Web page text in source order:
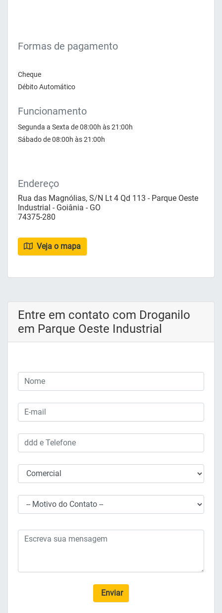
Formas de pagamento
Cheque
Débito Automático
Funcionamento
Segunda a Sexta de 08:00h às 21:00h
Sábado de 08:00h às 21:00h
Endereço
Rua das Magnólias, S/N Lt 4 Qd 113 - Parque Oeste
Industrial - Goiânia - GO
74375-280
Veja o mapa
Entre em contato com Droganilo
em Parque Oeste Industrial
Enviar